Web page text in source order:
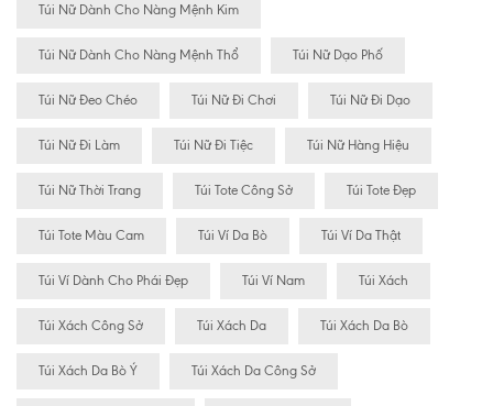
Túi Nữ Dành Cho Nàng Mệnh Kim
Túi Nữ Dành Cho Nàng Mệnh Thổ Túi Nữ Dạo Phố
Túi Nữ Đeo Chéo Túi Nữ Đi Chơi Túi Nữ Đi Dạo
Túi Nữ Đi Làm Túi Nữ Đi Tiệc Túi Nữ Hàng Hiệu
Túi Nữ Thời Trang Túi Tote Công Sở Túi Tote Đẹp
Túi Tote Màu Cam Túi Ví Da Bò Túi Ví Da Thật
Túi Ví Dành Cho Phái Đẹp Túi Ví Nam Túi Xách
Túi Xách Công Sở Túi Xách Da Túi Xách Da Bò
Túi Xách Da Bò Ý Túi Xách Da Công Sở